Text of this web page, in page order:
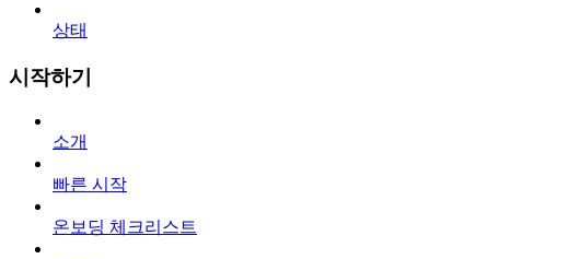
상태
시작하기
소개
빠른 시작
온보딩 체크리스트